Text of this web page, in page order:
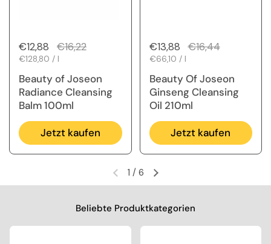
Regulärer Preis
€12,88 Sale-Preis
€16,22
Stückpreis
€128,80 / l
Beauty of Joseon
Radiance Cleansing
Balm 100ml
Jetzt kaufen
Regulärer Preis
€13,88 Sale-Preis
€16,44
Stückpreis
€66,10 / l
Beauty Of Joseon
Ginseng Cleansing
Oil 210ml
Jetzt kaufen
Vorherige FolieNächste Folie
1 / 6
Beliebte Produktkategorien